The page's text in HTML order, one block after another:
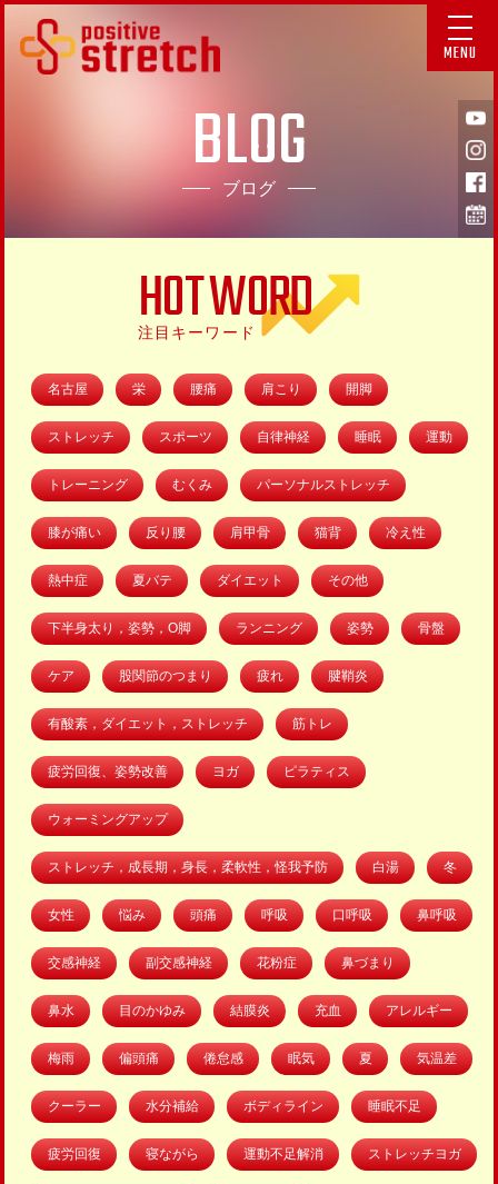
MENU
BLOG
ブログ
HOT WORD
注目キーワード
名古屋 栄 腰痛 肩こり 開脚
ストレッチ スポーツ 自律神経 睡眠 運動
トレーニング むくみ パーソナルストレッチ
膝が痛い 反り腰 肩甲骨 猫背 冷え性
熱中症 夏バテ ダイエット その他
下半身太り，姿勢，O脚 ランニング 姿勢 骨盤
ケア 股関節のつまり 疲れ 腱鞘炎
有酸素，ダイエット，ストレッチ 筋トレ
疲労回復、姿勢改善 ヨガ ピラティス
ウォーミングアップ
ストレッチ，成長期，身長，柔軟性，怪我予防 白湯 冬
女性 悩み 頭痛 呼吸 口呼吸 鼻呼吸
交感神経 副交感神経 花粉症 鼻づまり
鼻水 目のかゆみ 結膜炎 充血 アレルギー
梅雨 偏頭痛 倦怠感 眠気 夏 気温差
クーラー 水分補給 ボディライン 睡眠不足
疲労回復 寝ながら 運動不足解消 ストレッチヨガ